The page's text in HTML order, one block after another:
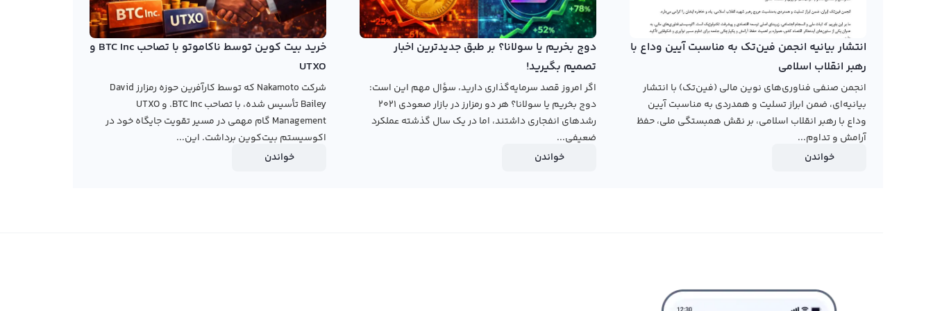
ارزهای دیجیتال بدون احراز هویت ممکن نیست ،‌در رابکس،‌خرید اینجکتیو پروتکل با احراز هویت انجام می‌شود. این امر برای
جلوگیری از اتفاق‌های احتمالی مانند پولشویی و یا سوء استفاده از حساب کاربری شما است. بنابراین بیشتر پلتفرم ها برای
انتشار بیانیه انجمن فین‌تک به مناسبت آیین وداع با
رهبر انقلاب اسلامی
انجمن صنفی فناوری‌های نوین مالی (فین‌تک) با انتشار
بیانیه‌ای، ضمن ابراز تسلیت و همدردی به مناسبت آیین
وداع با رهبر انقلاب اسلامی، بر نقش همبستگی ملی، حفظ
آرامش و تداوم...
خواندن
دوج بخریم یا سولانا؟ بر طبق جدیدترین اخبار
تصمیم بگیرید!
اگر امروز قصد سرمایه‌گذاری دارید، سؤال مهم این است:
دوج بخریم یا سولانا؟ هر دو رمزارز در بازار صعودی ۲۰۲۱
رشدهای انفجاری داشتند، اما در یک سال گذشته عملکرد
ضعیفی...
خواندن
خرید بیت کوین توسط ناکاموتو با تصاحب BTC Inc و
UTXO
شرکت Nakamoto که توسط کارآفرین حوزه رمزارز David
Bailey تأسیس شده، با تصاحب BTC Inc. و UTXO
Management گام مهمی در مسیر تقویت جایگاه خود در
اکوسیستم بیت‌کوین برداشت. این...
خواندن